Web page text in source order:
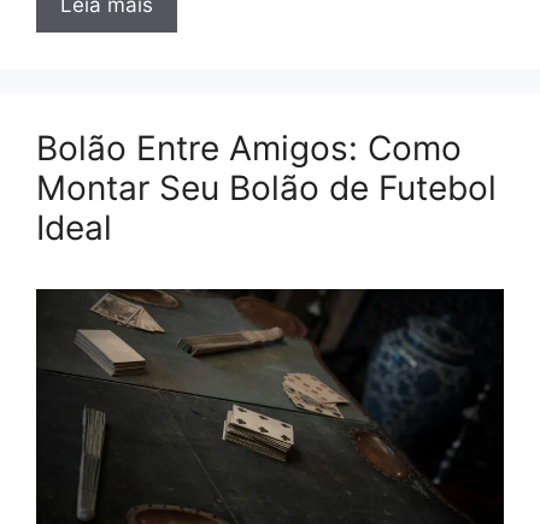
Bolão Entre Amigos: Como
Montar Seu Bolão de Futebol
Ideal